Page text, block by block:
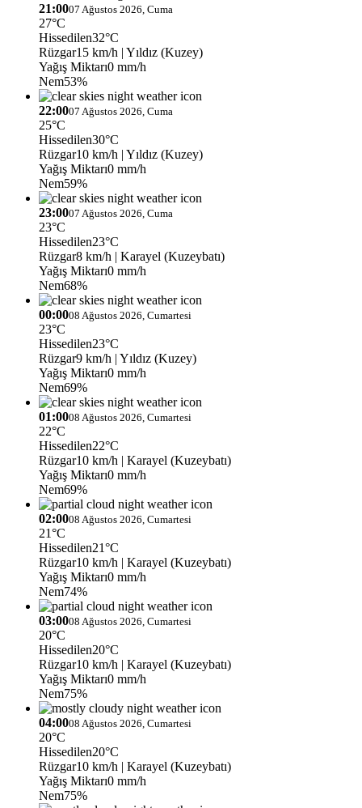
21:0007 Ağustos 2026, Cuma
27°C
Hissedilen32°C
Rüzgar15 km/h | Yıldız (Kuzey)
Yağış Miktarı0 mm/h
Nem53%
22:0007 Ağustos 2026, Cuma
25°C
Hissedilen30°C
Rüzgar10 km/h | Yıldız (Kuzey)
Yağış Miktarı0 mm/h
Nem59%
23:0007 Ağustos 2026, Cuma
23°C
Hissedilen23°C
Rüzgar8 km/h | Karayel (Kuzeybatı)
Yağış Miktarı0 mm/h
Nem68%
00:0008 Ağustos 2026, Cumartesi
23°C
Hissedilen23°C
Rüzgar9 km/h | Yıldız (Kuzey)
Yağış Miktarı0 mm/h
Nem69%
01:0008 Ağustos 2026, Cumartesi
22°C
Hissedilen22°C
Rüzgar10 km/h | Karayel (Kuzeybatı)
Yağış Miktarı0 mm/h
Nem69%
02:0008 Ağustos 2026, Cumartesi
21°C
Hissedilen21°C
Rüzgar10 km/h | Karayel (Kuzeybatı)
Yağış Miktarı0 mm/h
Nem74%
03:0008 Ağustos 2026, Cumartesi
20°C
Hissedilen20°C
Rüzgar10 km/h | Karayel (Kuzeybatı)
Yağış Miktarı0 mm/h
Nem75%
04:0008 Ağustos 2026, Cumartesi
20°C
Hissedilen20°C
Rüzgar10 km/h | Karayel (Kuzeybatı)
Yağış Miktarı0 mm/h
Nem75%